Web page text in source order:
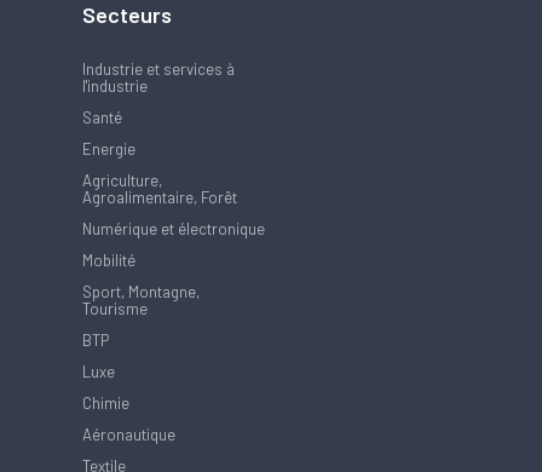
Secteurs
Industrie et services à
l'industrie
Santé
Energie
Agriculture,
Agroalimentaire, Forêt
Numérique et électronique
Mobilité
Sport, Montagne,
Tourisme
BTP
Luxe
Chimie
Aéronautique
Textile